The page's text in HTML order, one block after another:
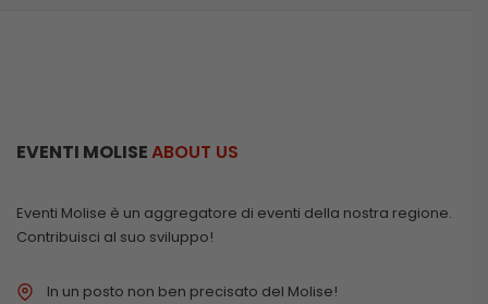
EVENTI MOLISEABOUT US
Eventi Molise è un aggregatore di eventi della nostra regione.
Contribuisci al suo sviluppo!
In un posto non ben precisato del Molise!